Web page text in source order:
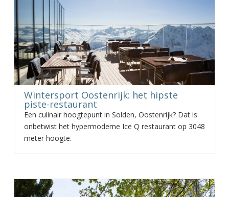
Wintersport Oostenrijk: het hipste
piste-restaurant
Een culinair hoogtepunt in Solden, Oostenrijk? Dat is
onbetwist het hypermoderne Ice Q restaurant op 3048
meter hoogte.